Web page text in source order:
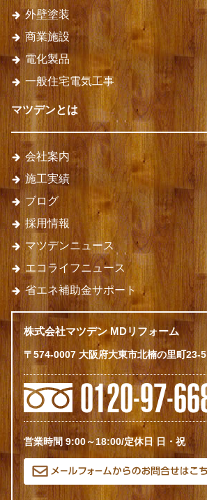
外壁塗装
商業施設
電化製品
一般住宅電気工事
マツデンとは
会社案内
施工実績
ブログ
採用情報
マツデンニュース
エコライフニュース
省エネ補助金サポート
株式会社マツデン MDリフォーム
〒574-0007 大阪府大東市北楠の里町23-5
営業時間 9:00～18:00/定休日 日・祝